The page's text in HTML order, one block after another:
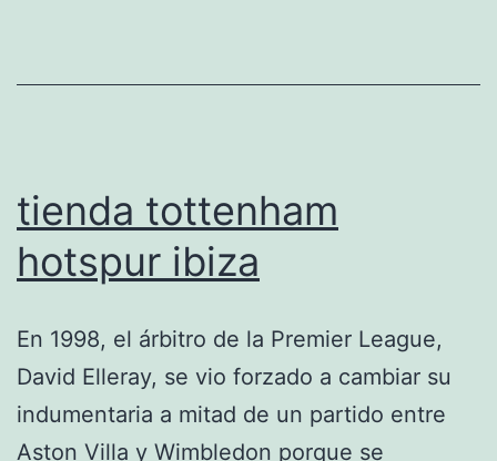
tienda tottenham
hotspur ibiza
En 1998, el árbitro de la Premier League,
David Elleray, se vio forzado a cambiar su
indumentaria a mitad de un partido entre
Aston Villa y Wimbledon porque se